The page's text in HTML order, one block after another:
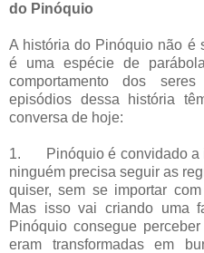
do Pinóquio
A história do Pinóquio não é
é uma espécie de
comportamento dos
episódios dessa história
conversa de hoje:
1.
Pinóquio é convidado
ninguém precisa seguir as
quiser, sem se importar
Mas isso vai criando uma
Pinóquio consegue
eram transformadas em